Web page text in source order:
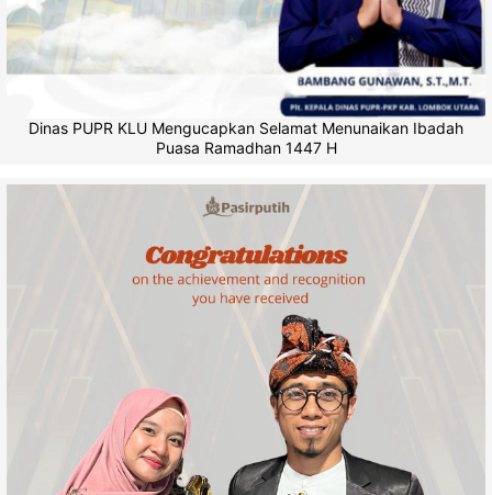
Dinas PUPR KLU Mengucapkan Selamat Menunaikan Ibadah
Puasa Ramadhan 1447 H